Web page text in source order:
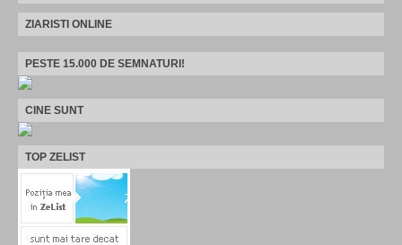
ZIARISTI ONLINE
PESTE 15.000 DE SEMNATURI!
CINE SUNT
TOP ZELIST